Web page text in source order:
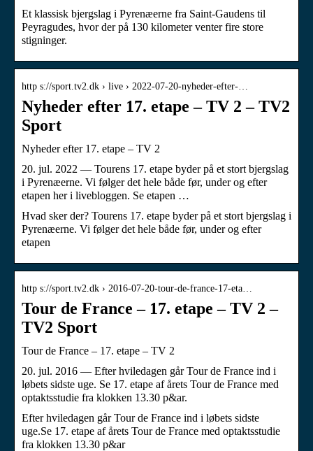
Et klassisk bjergslag i Pyrenæerne fra Saint-Gaudens til
Peyragudes, hvor der på 130 kilometer venter fire store
stigninger.
http s://sport.tv2.dk › live › 2022-07-20-nyheder-efter-…
Nyheder efter 17. etape – TV 2 – TV2
Sport
Nyheder efter 17. etape – TV 2
20. jul. 2022 — Tourens 17. etape byder på et stort bjergslag
i Pyrenæerne. Vi følger det hele både før, under og efter
etapen her i livebloggen. Se etapen …
Hvad sker der? Tourens 17. etape byder på et stort bjergslag i
Pyrenæerne. Vi følger det hele både før, under og efter
etapen
http s://sport.tv2.dk › 2016-07-20-tour-de-france-17-eta…
Tour de France – 17. etape – TV 2 –
TV2 Sport
Tour de France – 17. etape – TV 2
20. jul. 2016 — Efter hviledagen går Tour de France ind i
løbets sidste uge. Se 17. etape af årets Tour de France med
optaktsstudie fra klokken 13.30 p&ar.
Efter hviledagen går Tour de France ind i løbets sidste
uge.Se 17. etape af årets Tour de France med optaktsstudie
fra klokken 13.30 p&ar